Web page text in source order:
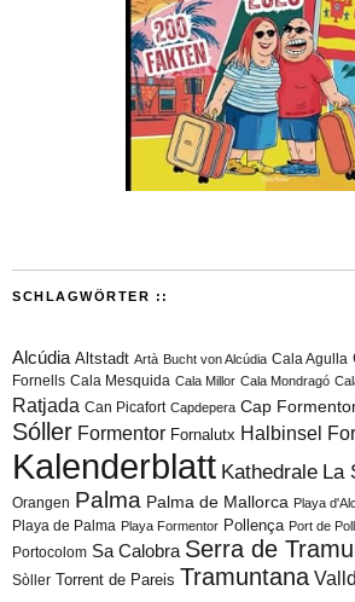
SCHLAGWÖRTER ::
Alcúdia Altstadt Artà Bucht von Alcúdia Cala Agulla
Fornells Cala Mesquida Cala Millor Cala Mondragó
Ratjada Can Picafort Capdepera Cap
Sóller Formentor Fornalutx Halbinsel
Kalenderblatt Kathedrale La
Orangen Palma Palma de Mallorca Playa
Playa de Palma Playa Formentor Pollença Port de
Portocolom Sa Calobra Serra de
Sòller Torrent de Pareis Tramuntana